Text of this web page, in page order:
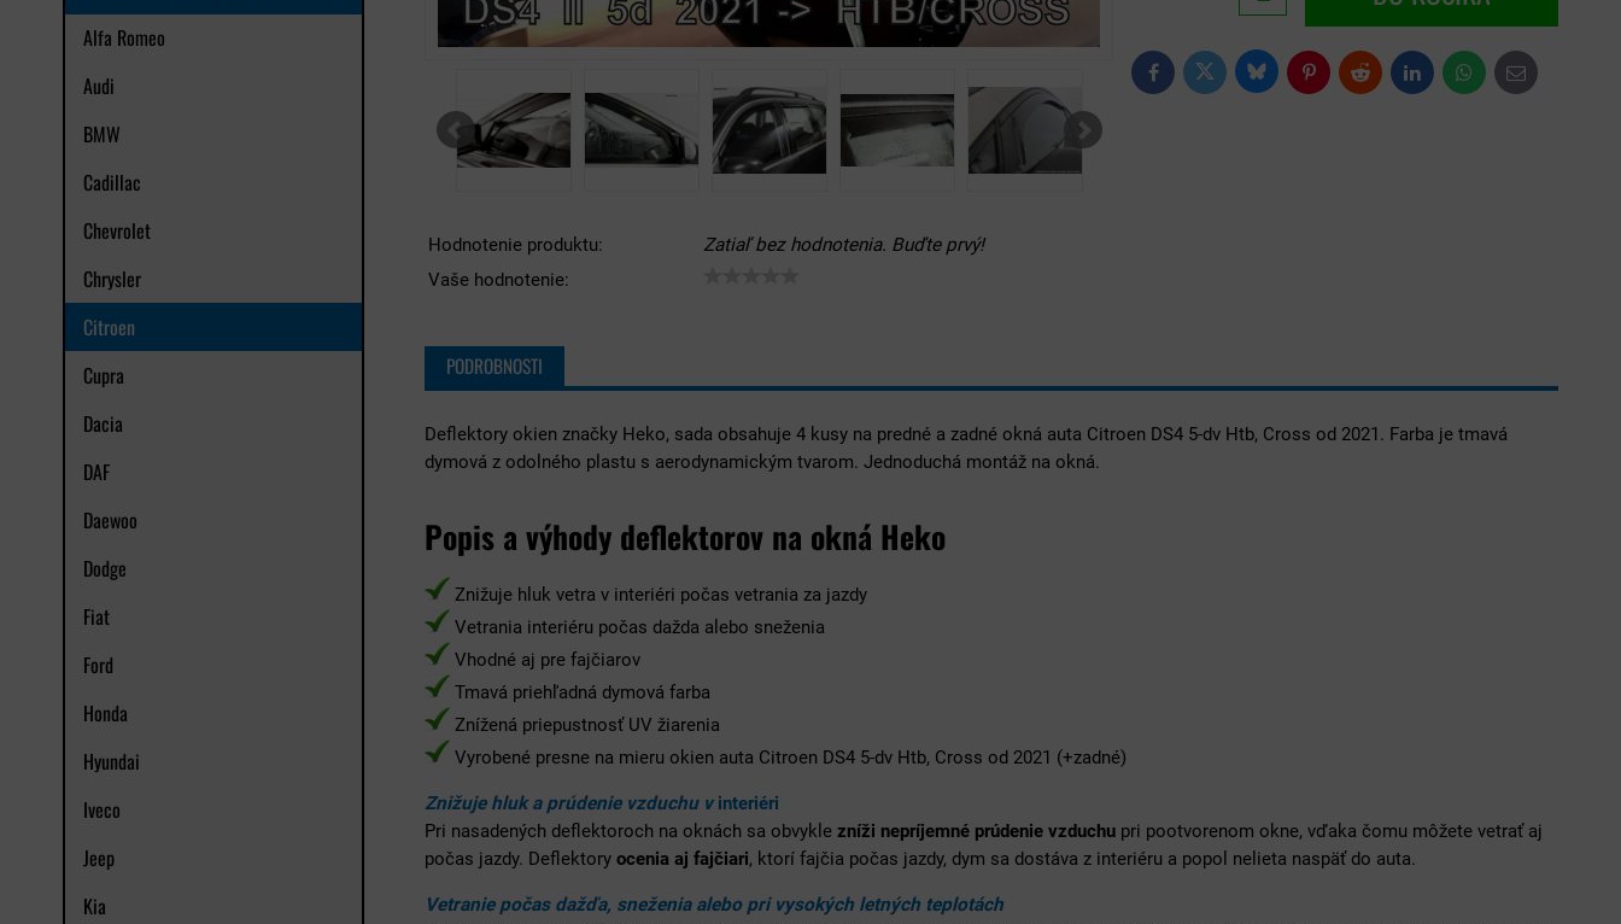
Alfa Romeo
Audi
BMW
Cadillac
Chevrolet
Chrysler
Citroen
Cupra
Dacia
DAF
Daewoo
Dodge
Fiat
Ford
Honda
Hyundai
Iveco
Jeep
Kia
Hodnotenie produktu:
Zatiaľ bez hodnotenia. Buďte prvý!
Vaše hodnotenie:
FacebookTwitter BlueskyPinterestReddit LinkedInWhatsApp
E-
mail
PODROBNOSTI
Deflektory okien značky Heko, sada obsahuje 4 kusy na predné a zadné okná auta Citroen DS4 5-dv Htb, Cross od 2021. Farba je tmavá
dymová z odolného plastu s aerodynamickým tvarom. Jednoduchá montáž na okná.
Popis a výhody deflektorov na okná Heko
Znižuje hluk vetra v interiéri počas vetrania za jazdy
Vetrania interiéru počas dažda alebo sneženia
Vhodné aj pre fajčiarov
Tmavá priehľadná dymová farba
Znížená priepustnosť UV žiarenia
Vyrobené presne na mieru okien auta Citroen DS4 5-dv Htb, Cross od 2021 (+zadné)
Znižuje hluk a prúdenie vzduchu vinteriéri
Pri nasadených deflektoroch na oknách sa obvykle zníži nepríjemné prúdenie vzduchu pri pootvorenom okne, vďaka čomu môžete vetrať aj
počas jazdy. Deflektory ocenia aj fajčiari, ktorí fajčia počas jazdy, dym sa dostáva z interiéru a popol nelieta naspäť do auta.
Vetranie počas dažďa, sneženia alebo pri vysokých letných teplotách